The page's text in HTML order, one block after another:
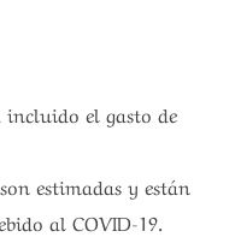
el gasto de
estimadas y están
al COVID-19.